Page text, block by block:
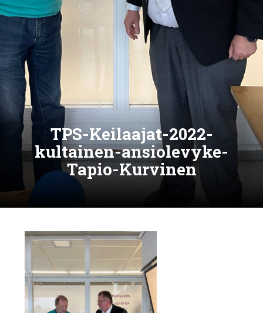
TPS-Keilaajat-2022-
kultainen-ansiolevyke-
Tapio-Kurvinen